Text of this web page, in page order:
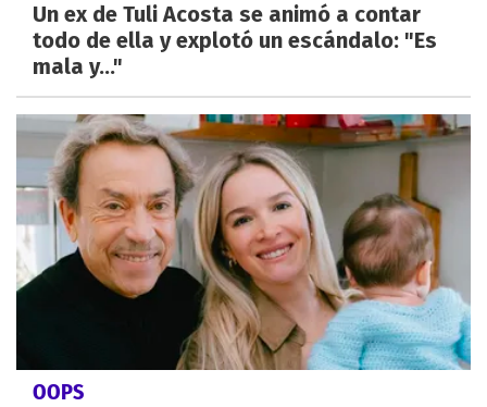
Un ex de Tuli Acosta se animó a contar
todo de ella y explotó un escándalo: "Es
mala y..."
OOPS